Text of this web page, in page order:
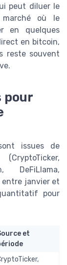
peut diluer le
où le
en quelques
en bitcoin,
reste souvent
pour
issues de
DeFiLlama,
entre janvier et
pour
et